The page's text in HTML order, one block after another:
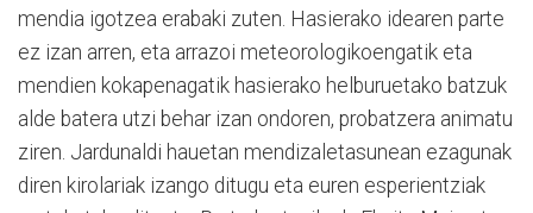
mendia igotzea erabaki zuten. Hasierako idearen parte
ez izan arren, eta arrazoi meteorologikoengatik eta
mendien kokapenagatik hasierako helburuetako batzuk
alde batera utzi behar izan ondoren, probatzera animatu
ziren. Jardunaldi hauetan mendizaletasunean ezagunak
diren kirolariak izango ditugu eta euren esperientziak